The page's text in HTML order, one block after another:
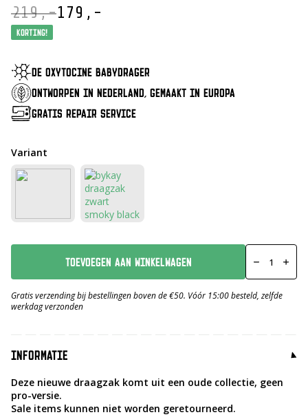
219,-
€ 219,-.
179,-
€ 179,-.
Korting!
DE OXYTOCINE BABYDRAGER
ONTWORPEN IN NEDERLAND, GEMAAKT IN EUROPA
GRATIS REPAIR SERVICE
Variant
Click
Deluxe
Rib
Burgundy
aantal
TOEVOEGEN AAN WINKELWAGEN
Gratis verzending bij bestellingen boven de €50. Vóór 15:00 besteld, zelfde
werkdag verzonden
INFORMATIE
Deze nieuwe draagzak komt uit een oude collectie, geen
pro-versie.
Sale items kunnen niet worden geretourneerd.